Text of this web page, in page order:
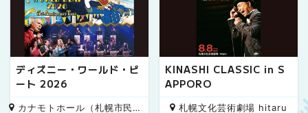
ディズニー・ワールド・ビ
ート 2026
カナモトホール（札幌市民ホール）
KINASHI CLASSIC in S
APPORO
札幌文化芸術劇場 hitaru